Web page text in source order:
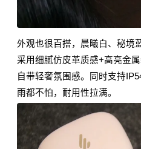
外观也很百搭，晨曦白、秘境
采用细腻仿皮革质感+高亮金
自带轻奢氛围感。同时支持
雨都不怕，耐用性拉满。